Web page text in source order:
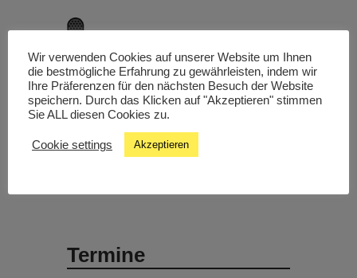
Livestream
Studiochat
Termine
Wir verwenden Cookies auf unserer Website um Ihnen
die bestmögliche Erfahrung zu gewährleisten, indem wir
Ihre Präferenzen für den nächsten Besuch der Website
speichern. Durch das Klicken auf "Akzeptieren" stimmen
Sie ALL diesen Cookies zu.
Cookie settings Akzeptieren